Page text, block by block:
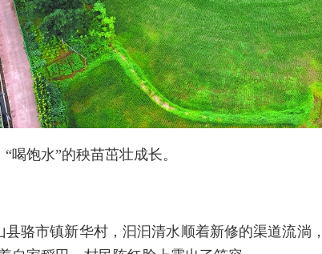
喝饱水”的秧苗茁壮成长。
县骆市镇新华村，汩汩清水顺着新修的渠道流淌